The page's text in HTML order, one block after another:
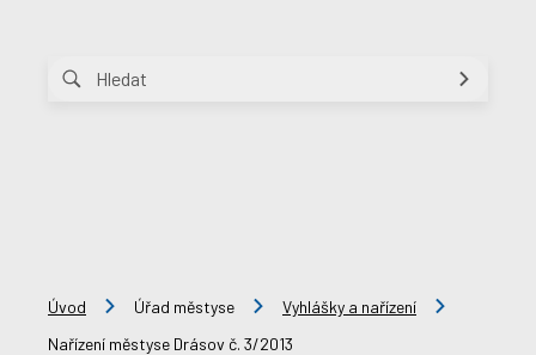
Úvod Úřad městyse
Vyhlášky a nařízení
Nařízení městyse Drásov č. 3/2013